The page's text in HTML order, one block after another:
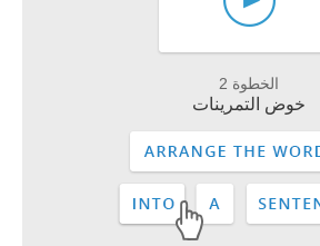
الخطوة 2
خوض التمرينات